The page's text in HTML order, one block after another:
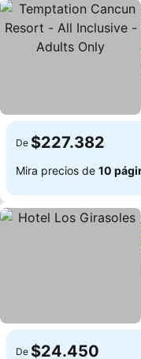
De $227.382
Mira precios de 10
De $24.450